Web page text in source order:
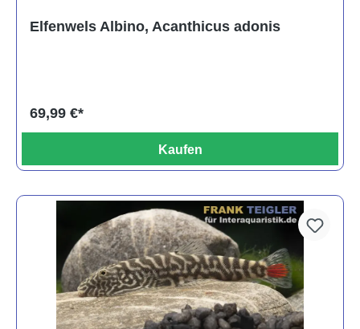
Elfenwels Albino, Acanthicus adonis
69,99 €*
Kaufen